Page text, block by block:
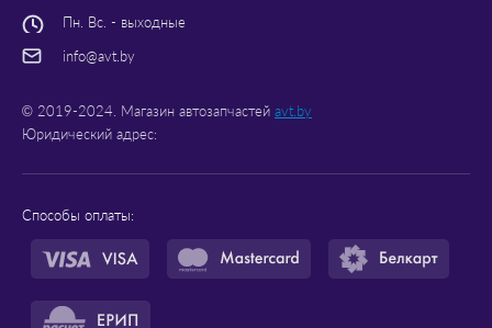
Пн. Вс. - выходные
info@avt.by
© 2019-2024. Магазин автозапчастей avt.by
Юридический адрес:
Способы оплаты: